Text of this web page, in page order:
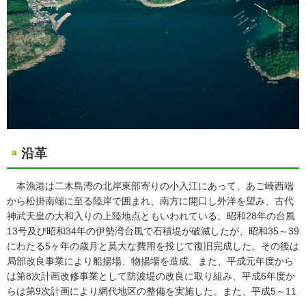
沿革
本漁港は二木島湾の北岸東部寄りの小入江にあって、あご崎西端
から松掛南端に至る陸岸で囲まれ、南方に開口し外洋を望み、古代
神武天皇の大和入りの上陸地点ともいわれている。昭和28年の台風
13号及び昭和34年の伊勢湾台風で石積堤が破滅したが、昭和35～39
にわたる5ヶ年の歳月と莫大な費用を投じて復旧完成した。その後は
局部改良事業により船揚場、物揚場を造成、また、平成元年度から
は第8次計画改修事業として防波堤の改良に取り組み、平成6年度か
らは第9次計画により網代地区の整備を実施した。また、平成5～11